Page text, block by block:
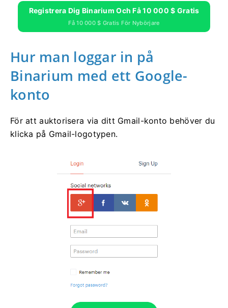
Registrera Dig Binarium Och Få 10 000 $ Gratis
Få 10 000 $ Gratis För Nybörjare
Hur man loggar in på
Binarium med ett Google-
konto
För att auktorisera via ditt Gmail-konto behöver du
klicka på Gmail-logotypen.